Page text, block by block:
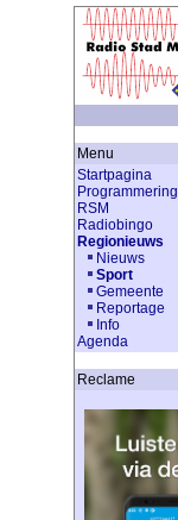
Menu
Startpagina
Programmering
RSM
Radiobingo
Regionieuws
Nieuws
Sport
Gemeente
Reportage
Info
Agenda
Reclame